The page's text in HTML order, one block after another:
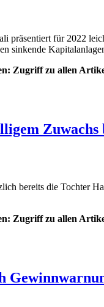
präsentiert für 2022
sinkende
Zugriff zu allen
bereits die Tochter
Zugriff zu allen